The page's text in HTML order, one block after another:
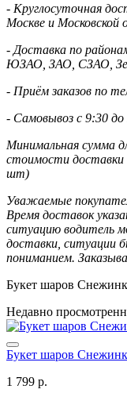
- Круглосуточная
Москве и Московской
- Доставка по
ЮЗАО, ЗАО, СЗАО,
- Приём заказов по
- Самовывоз с 9:30
Минимальная сумма
стоимости доставки
шт)
Уважаемые
Время доставок
ситуацию водитель
доставки, ситуации
пониманием.
Букет шаров
Недавно
Букет шаров
1 799 р.